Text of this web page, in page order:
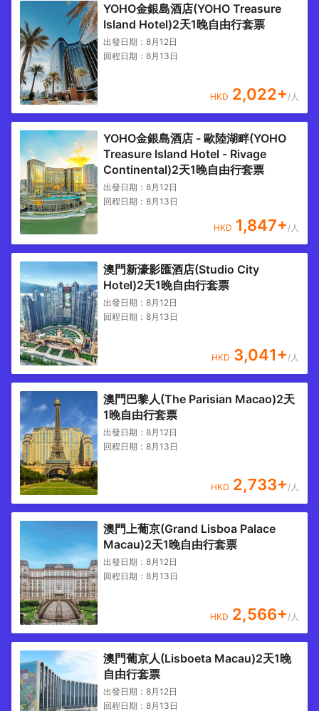
YOHO金銀島酒店(YOHO Treasure
Island Hotel)2天1晚自由行套票
出發日期： 8月12日
回程日期： 8月13日
HKD 2,022+ /人
YOHO金銀島酒店 - 歐陸湖畔(YOHO
Treasure Island Hotel - Rivage
Continental)2天1晚自由行套票
出發日期： 8月12日
回程日期： 8月13日
HKD 1,847+ /人
澳門新濠影匯酒店(Studio City
Hotel)2天1晚自由行套票
出發日期： 8月12日
回程日期： 8月13日
HKD 3,041+ /人
澳門巴黎人(The Parisian Macao)2天
1晚自由行套票
出發日期： 8月12日
回程日期： 8月13日
HKD 2,733+ /人
澳門上葡京(Grand Lisboa Palace
Macau)2天1晚自由行套票
出發日期： 8月12日
回程日期： 8月13日
HKD 2,566+ /人
澳門葡京人(Lisboeta Macau)2天1晚
自由行套票
出發日期： 8月12日
回程日期： 8月13日